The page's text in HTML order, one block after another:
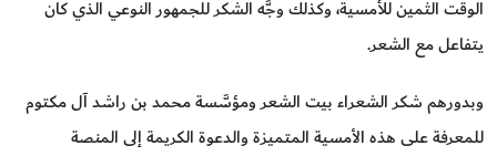
الوقت الثمين للأمسية، وكذلك وجَّه الشكر للجمهور النوعي الذي كان
يتفاعل مع الشعر.
وبدورهم شكر الشعراء بيت الشعر ومؤسَّسة محمد بن راشد آل مكتوم
للمعرفة على هذه الأمسية المتميزة والدعوة الكريمة إلى المنصة